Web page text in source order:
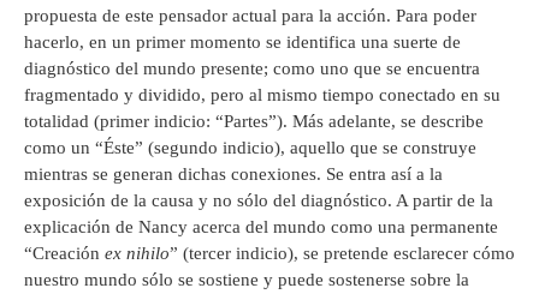
propuesta de este pensador actual para la acción. Para poder
hacerlo, en un primer momento se identifica una suerte de
diagnóstico del mundo presente; como uno que se encuentra
fragmentado y dividido, pero al mismo tiempo conectado en su
totalidad (primer indicio: “Partes”). Más adelante, se describe
como un “Éste” (segundo indicio), aquello que se construye
mientras se generan dichas conexiones. Se entra así a la
exposición de la causa y no sólo del diagnóstico. A partir de la
explicación de Nancy acerca del mundo como una permanente
“Creación ex nihilo” (tercer indicio), se pretende esclarecer cómo
nuestro mundo sólo se sostiene y puede sostenerse sobre la